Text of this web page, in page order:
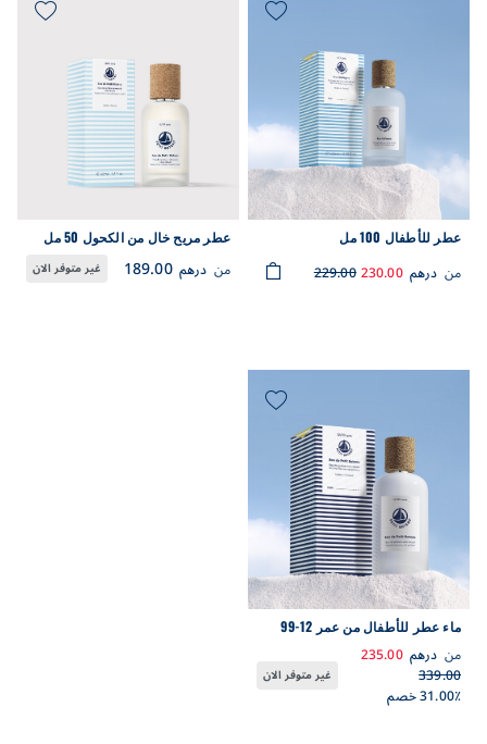
عطر للأطفال 100 مل
من درهم 230.00
229.00
عطر مريح خال من الكحول 50 مل
من درهم 189.00 غير متوفر الان
ماء عطر للأطفال من عمر 12-99
من درهم 235.00
339.00
31.00٪ خصم
غير متوفر الان